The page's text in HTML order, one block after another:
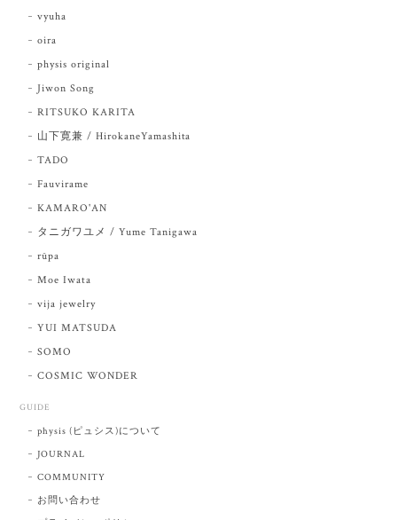
vyuha
oira
physis original
Jiwon Song
RITSUKO KARITA
山下寛兼 / HirokaneYamashita
TADO
Fauvirame
KAMARO'AN
タニガワユメ / Yume Tanigawa
rūpa
Moe Iwata
vija jewelry
YUI MATSUDA
SOMO
COSMIC WONDER
GUIDE
physis (ピュシス)について
JOURNAL
COMMUNITY
お問い合わせ